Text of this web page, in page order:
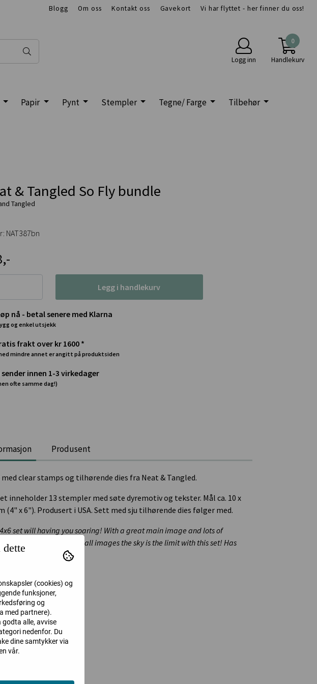
Blogg Om oss Kontakt oss Gavekort Vi har flyttet - her finner du oss!
Logg inn
0
Handlekurv
Papir Pynt Stempler Tegne/ Farge
Tilbehør
& Tangled So Fly bundle
Tangled
NAT387bn
Legg i handlekurv
nå - betal senere med Klarna
og enkel utsjekk
frakt over kr 1600 *
mindre annet er angitt på produktsiden
sender innen 1-3 virkedager
ofte samme dag!)
Produsent
clear stamps og tilhørende dies fra Neat & Tangled.
inneholder 13 stempler med søte dyremotiv og tekster. Mål ca. 10 x
(4" x 6"). Produsert i USA. Sett med sju tilhørende dies følger med.
set will having you soaring! With a great main image and lots of
sentiments and small images the sky is the limit with this set! Has
So Fly dies.
5/8" x 3/4"
- 2 1/4" x 1/2"
Cloud - 1 1/8" x 5/8"
Cloud - 7/8" x 1/2"
(cookies) og
funksjoner,
og
med partnere).
godta alle, avvise
nedenfor. Du
dine samtykker via
vår.